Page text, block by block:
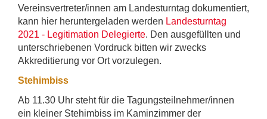
Vereinsvertreter/innen am Landesturntag dokumentiert,
kann hier heruntergeladen werden Landesturntag
2021 - Legitimation Delegierte. Den ausgefüllten und
unterschriebenen Vordruck bitten wir zwecks
Akkreditierung vor Ort vorzulegen.
Stehimbiss
Ab 11.30 Uhr steht für die Tagungsteilnehmer/innen
ein kleiner Stehimbiss im Kaminzimmer der